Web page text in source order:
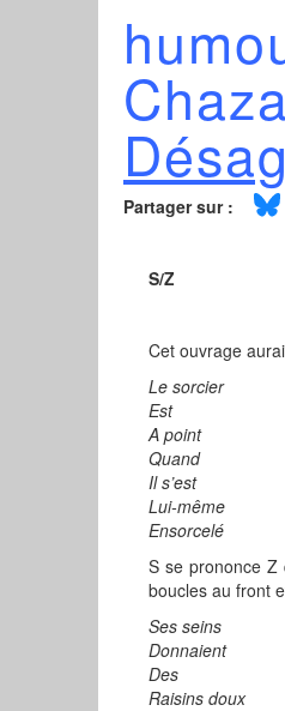
Partager sur :
S/Z
Cet ouvrage
Le sorcier
Est
A point
Quand
Il s’est
Lui-même
Ensorcelé
S se prononce
boucles au front
Ses seins
Donnaient
Des
Raisins doux